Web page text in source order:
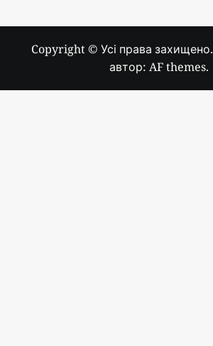
Copyright © Усі права захищено.
автор: AF themes.